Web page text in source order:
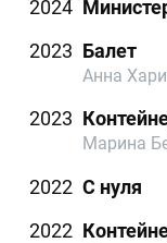
2024
2023 Балет
Анна
2023
Марина
2022 С нуля
2022